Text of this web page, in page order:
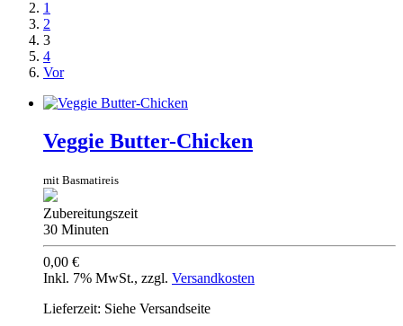
1
2
3
4
Vor
Veggie Butter-Chicken
mit Basmatireis
Zubereitungszeit
30 Minuten
0,00 €
Inkl. 7% MwSt., zzgl. Versandkosten
Lieferzeit: Siehe Versandseite